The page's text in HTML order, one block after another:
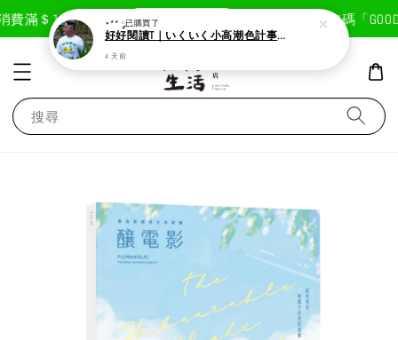
滿＄1800免運費 現在去購物！ 首次註冊輸入折扣碼「
搜尋
⋆** ༘已購買了
好好閱讀T｜いくいく小高潮色計事務所X好好生活書店聯名款
4 天前